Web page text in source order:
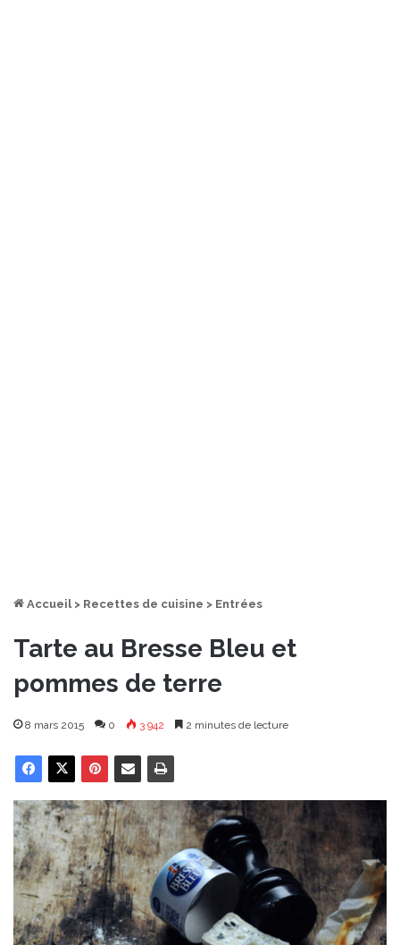
Accueil > Recettes de cuisine > Entrées
Tarte au Bresse Bleu et
pommes de terre
8 mars 2015 0 3 942 2 minutes de lecture